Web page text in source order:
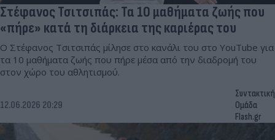
Στέφανος Τσιτσιπάς: Τα 10 μαθήματα ζωής που
«πήρε» κατά τη διάρκεια της καριέρας του
Ο Στέφανος Τσιτσιπάς μίλησε στο κανάλι του στο YouTube για
τα 10 μαθήματα ζωής που πήρε μέσα από την διαδρομή του
στον χώρο του αθλητισμού.
12.06.2026 20:29
Συντακτική
Ομάδα
Flash.gr